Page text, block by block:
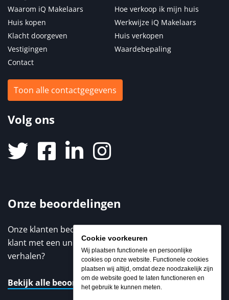
Cookie voorkeuren
Wij plaatsen functionele en persoonlijke
cookies op onze website. Functionele cookies
plaatsen wij altijd, omdat deze noodzakelijk zijn
om de website goed te laten functioneren en
het gebruik te kunnen meten.
Waarom iQ Makelaars
Hoe verkoop ik mijn huis
Huis kopen
Werkwijze iQ Makelaars
Klacht doorgeven
Huis verkopen
Vestigingen
Waardebepaling
Contact
Toon alle contactgegevens
Volg ons
Onze beoordelingen
Onze klanten beoordelen ons met een 9,3 / 10. Elke
klant met een unieke ervaring. Benieuwd naar de
verhalen?
Bekijk alle beoordelingen